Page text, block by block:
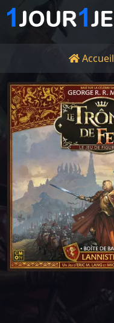
Accueil
Accueil